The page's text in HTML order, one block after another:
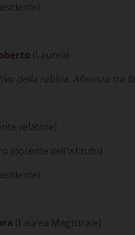
(Laurea)
della rabbia. Alleanza tra
relatore)
(docente dell’Istituto)
(Laurea Magistrale)